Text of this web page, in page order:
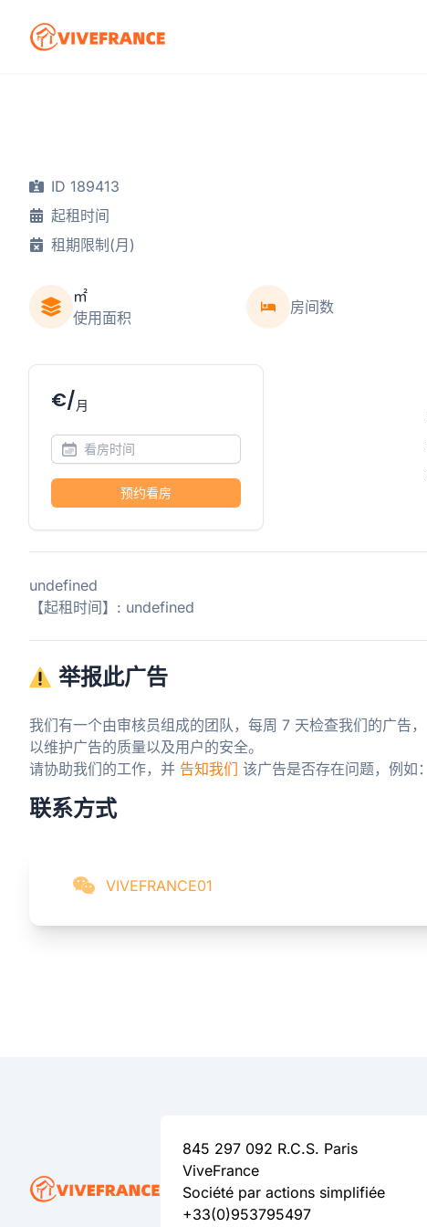
ID 189413
起租时间
租期限制(月)
㎡
使用面积
房间数
€/月
预约看房
undefined
【起租时间】: undefined
举报此广告
我们有一个由审核员组成的团队，每周 7 天检查我们的广告，
以维护广告的质量以及用户的安全。
请协助我们的工作，并 告知我们 该广告是否存在问题，例如：
联系方式
VIVEFRANCE01
845 297 092 R.C.S. Paris
ViveFrance
Société par actions simplifiée
+33(0)953795497